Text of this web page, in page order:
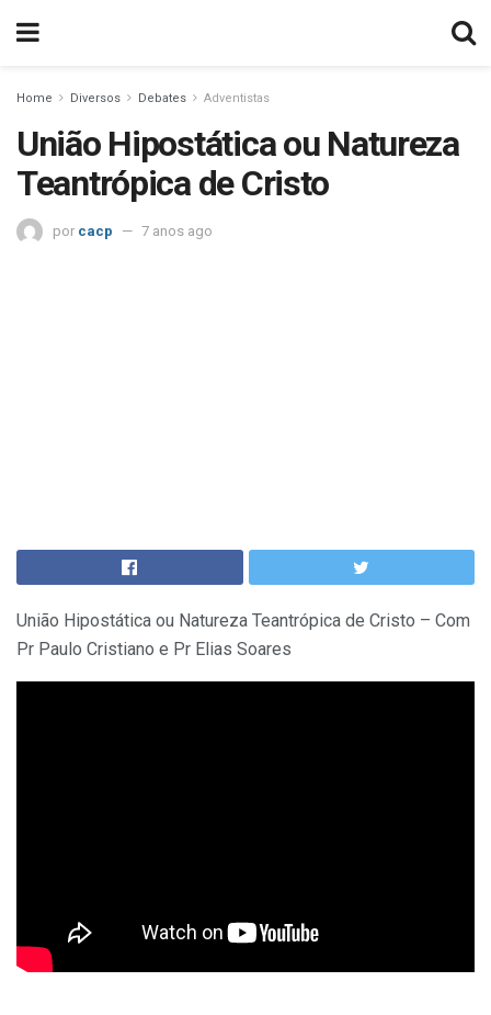
Home Diversos Debates Adventistas
União Hipostática ou Natureza
Teantrópica de Cristo
por cacp 7 anos ago
União Hipostática ou Natureza Teantrópica de Cristo – Com
Pr Paulo Cristiano e Pr Elias Soares